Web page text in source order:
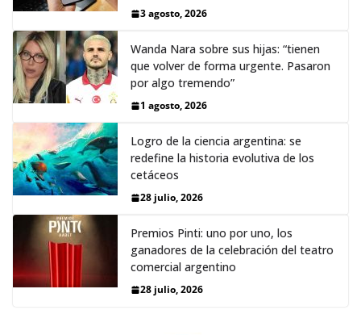
3 agosto, 2026
Wanda Nara sobre sus hijas: “tienen
que volver de forma urgente. Pasaron
por algo tremendo”
1 agosto, 2026
Logro de la ciencia argentina: se
redefine la historia evolutiva de los
cetáceos
28 julio, 2026
Premios Pinti: uno por uno, los
ganadores de la celebración del teatro
comercial argentino
28 julio, 2026